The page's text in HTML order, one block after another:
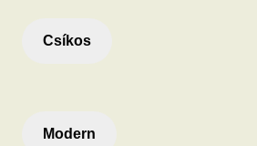
Csíkos
Modern